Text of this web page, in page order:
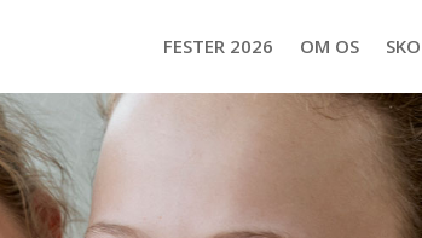
FESTER 2026 OM OS